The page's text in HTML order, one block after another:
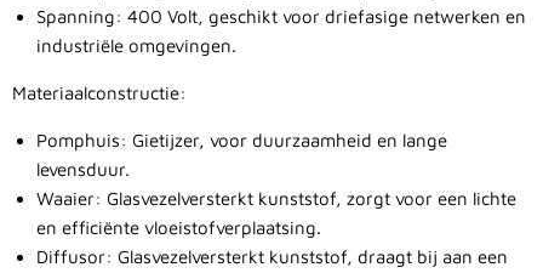
Spanning: 400 Volt, geschikt voor driefasige netwerken en
industriële omgevingen.
Materiaalconstructie:
Pomphuis: Gietijzer, voor duurzaamheid en lange
levensduur.
Waaier: Glasvezelversterkt kunststof, zorgt voor een lichte
en efficiënte vloeistofverplaatsing.
Diffusor: Glasvezelversterkt kunststof, draagt bij aan een